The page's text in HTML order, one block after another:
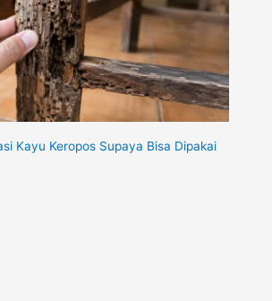
Kayu Keropos Supaya Bisa Dipakai